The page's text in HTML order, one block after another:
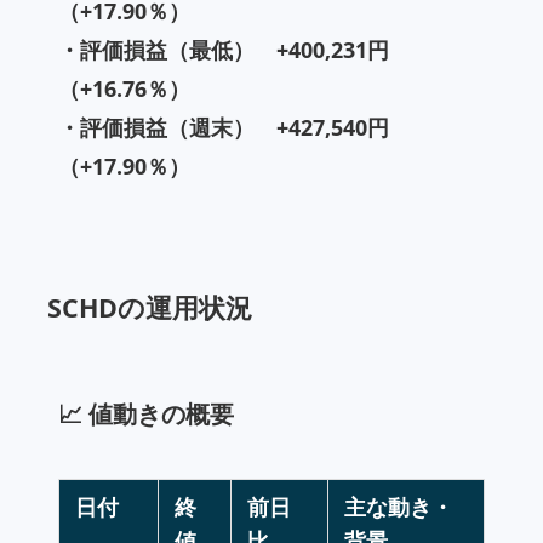
（+17.90％）
・ 評価損益（最低） +400,231円
（+16.76％）
・ 評価損益（週末） +427,540円
（+17.90％）
SCHDの運用状況
📈 値動きの概要
日付
終
前日
主な動き・